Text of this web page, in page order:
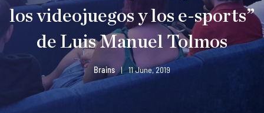
los videojuegos y los e-sports”
de Luis Manuel Tolmos
Brains | 11 June, 2019